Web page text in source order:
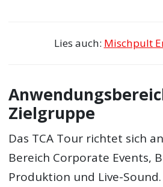
Lies auch: Mischpult
Zielgruppe
Das TCA Tour richtet sich
Bereich Corporate Events,
Produktion und Live-